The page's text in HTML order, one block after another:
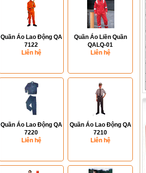
Quần Áo Lao Động QA
7122
Liên hệ
Quần Áo Liền Quần
QALQ-01
Liên hệ
Quần Áo Lao Động QA
7220
Liên hệ
Quần Áo Lao Động QA
7210
Liên hệ